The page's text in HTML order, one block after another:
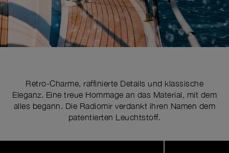
Retro-Charme, raffinierte Details und klassische
Eleganz. Eine treue Hommage an das Material, mit dem
alles begann. Die Radiomir verdankt ihren Namen dem
patentierten Leuchtstoff.
Image